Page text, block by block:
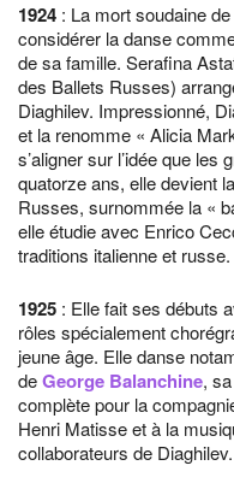
1924 : La mort soudaine
considérer la danse
de sa famille. Serafina
des Ballets Russes)
Diaghilev. Impressionné,
et la renomme « Alicia
s’aligner sur l’idée que
quatorze ans, elle devient
Russes, surnommée la «
elle étudie avec Enrico
traditions italienne et russe.
1925 : Elle fait ses débuts
rôles spécialement
jeune âge. Elle danse
deGeorge Balanchine,
complète pour la
Henri Matisse et à la
collaborateurs de Diaghilev.